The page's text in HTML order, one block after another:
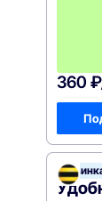
360